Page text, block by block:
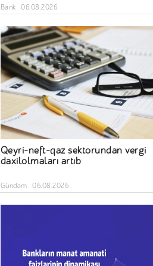
Bank 06.08.2026
Qeyri-neft-qaz sektorundan vergi
daxilolmaları artıb
Gündəm 06.08.2026